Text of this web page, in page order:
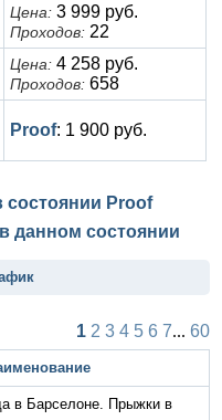
Цена: 3 999 руб.
Проходов: 22
Цена: 4 258 руб.
Проходов: 658
Proof: 1 900 руб.
состоянии Proof
данном состоянии
1 2 3 4 5 6 7... 60
в Барселоне. Прыжки в